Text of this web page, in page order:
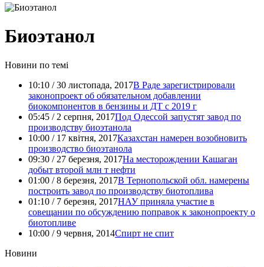
Биоэтанол
Новини по темі
10:10 / 30 листопада, 2017В Раде зарегистрировали
законопроект об обязательном добавлении
биокомпонентов в бензины и ДТ с 2019 г
05:45 / 2 серпня, 2017Под Одессой запустят завод по
производству биоэтанола
10:00 / 17 квітня, 2017Казахстан намерен возобновить
производство биоэтанола
09:30 / 27 березня, 2017На месторождении Кашаган
добыт второй млн т нефти
01:00 / 8 березня, 2017В Тернопольской обл. намерены
построить завод по производству биотоплива
01:10 / 7 березня, 2017НАУ приняла участие в
совещании по обсуждению поправок к законопроекту о
биотопливе
10:00 / 9 червня, 2014Спирт не спит
Новини